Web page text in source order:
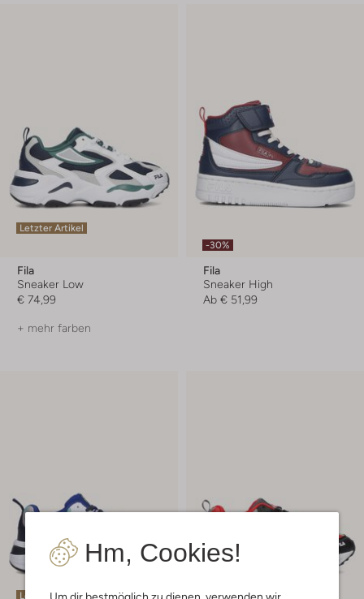
Hm, Cookies!
Um dir bestmöglich zu dienen, verwenden wir
Letzter Artikel
Fila
Sneaker Low
€ 74,99
+ mehr farben
-30%
Fila
Sneaker High
Ab € 51,99
Letzter Artikel Letzter Artikel